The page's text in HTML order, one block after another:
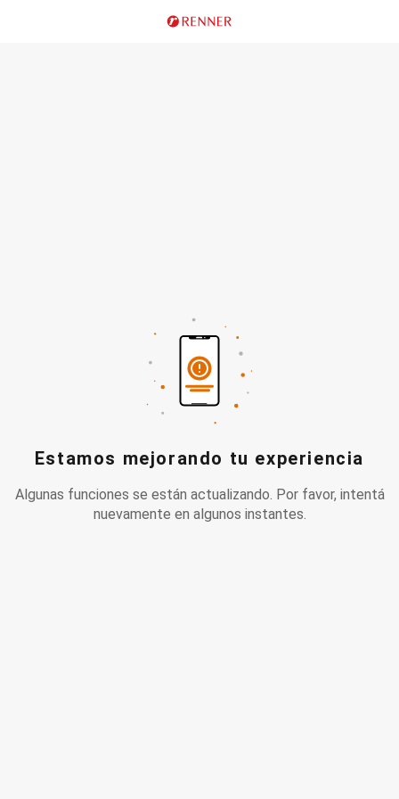
Estamos mejorando tu experiencia
Algunas funciones se están actualizando. Por favor, intentá
nuevamente en algunos instantes.